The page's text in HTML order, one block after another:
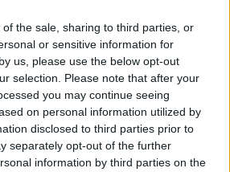
the sale, sharing to third parties, or
or sensitive information for
us, please use the below opt-out
selection. Please note that after your
you may continue seeing
on personal information utilized by
disclosed to third parties prior to
separately opt-out of the further
information by third parties on the
Transzlációs Medicina
derítettük, hogy maga a Potsic
e megjósolni a kimenetelt. A
cholesteatoma with the
still lacks evidence: a
and meta-analysis” című
el a European Archives of
ban.